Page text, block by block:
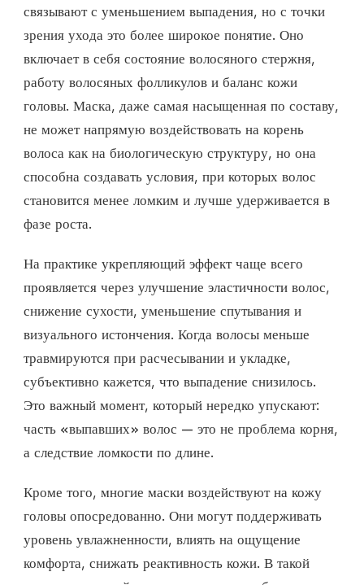
связывают с уменьшением выпадения, но с точки
зрения ухода это более широкое понятие. Оно
включает в себя состояние волосяного стержня,
работу волосяных фолликулов и баланс кожи
головы. Маска, даже самая насыщенная по составу,
не может напрямую воздействовать на корень
волоса как на биологическую структуру, но она
способна создавать условия, при которых волос
становится менее ломким и лучше удерживается в
фазе роста.
На практике укрепляющий эффект чаще всего
проявляется через улучшение эластичности волос,
снижение сухости, уменьшение спутывания и
визуального истончения. Когда волосы меньше
травмируются при расчесывании и укладке,
субъективно кажется, что выпадение снизилось.
Это важный момент, который нередко упускают:
часть «выпавших» волос — это не проблема корня,
а следствие ломкости по длине.
Кроме того, многие маски воздействуют на кожу
головы опосредованно. Они могут поддерживать
уровень увлажненности, влиять на ощущение
комфорта, снижать реактивность кожи. В такой